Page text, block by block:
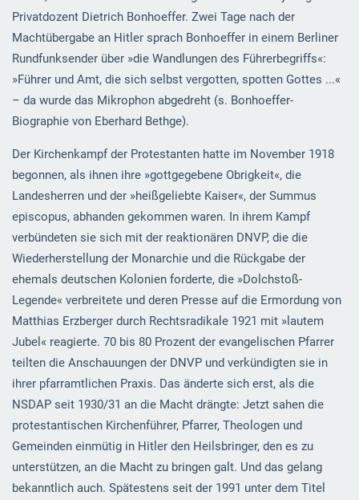
Privatdozent Dietrich Bonhoeffer. Zwei Tage nach der
Machtübergabe an Hitler sprach Bonhoeffer in einem Berliner
Rundfunksender über »die Wandlungen des Führerbegriffs«:
»Führer und Amt, die sich selbst vergotten, spotten Gottes ...«
– da wurde das Mikrophon abgedreht (s. Bonhoeffer-
Biographie von Eberhard Bethge).
Der Kirchenkampf der Protestanten hatte im November 1918
begonnen, als ihnen ihre »gottgegebene Obrigkeit«, die
Landesherren und der »heißgeliebte Kaiser«, der Summus
episcopus, abhanden gekommen waren. In ihrem Kampf
verbündeten sie sich mit der reaktionären DNVP, die die
Wiederherstellung der Monarchie und die Rückgabe der
ehemals deutschen Kolonien forderte, die »Dolchstoß-
Legende« verbreitete und deren Presse auf die Ermordung von
Matthias Erzberger durch Rechtsradikale 1921 mit »lautem
Jubel« reagierte. 70 bis 80 Prozent der evangelischen Pfarrer
teilten die Anschauungen der DNVP und verkündigten sie in
ihrer pfarramtlichen Praxis. Das änderte sich erst, als die
NSDAP seit 1930/31 an die Macht drängte: Jetzt sahen die
protestantischen Kirchenführer, Pfarrer, Theologen und
Gemeinden einmütig in Hitler den Heilsbringer, den es zu
unterstützen, an die Macht zu bringen galt. Und das gelang
bekanntlich auch. Spätestens seit der 1991 unter dem Titel